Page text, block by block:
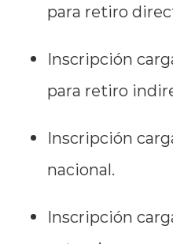
para retiro
Inscripción
para retiro
Inscripción
nacional.
Inscripción